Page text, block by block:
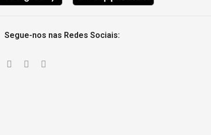
Segue-nos nas Redes Sociais: